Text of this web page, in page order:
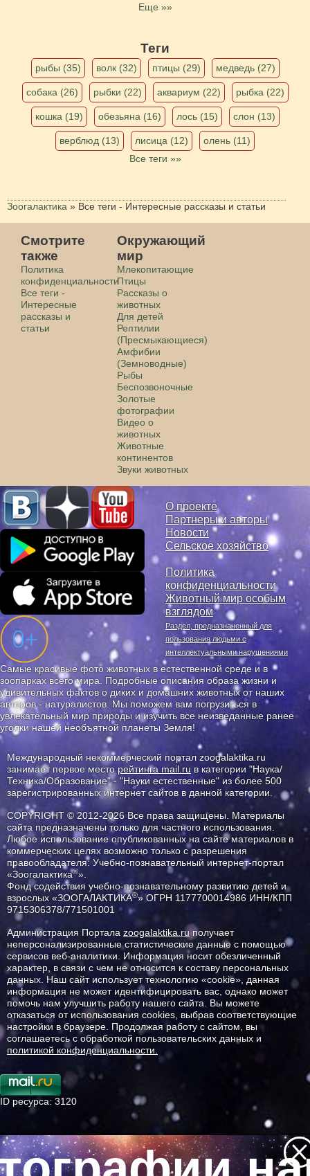
Еще »»
Теги
рыбы (35) волк (32) птицы (29) медведь (27)
собака (26) рыбки (22) аквариум (22) рыбка (22)
кошка (19) обезьяна (16) лось (15) слон (13)
верблюд (13) лисица (12)
олень (11)
Все теги »»
Зоогалактика » Все теги - Интересные рассказы и статьи
Смотрите
также
Политика
конфиденциальности
Все теги -
Интересные
рассказы и
статьи
Окружающий
мир
Млекопитающие
Птицы
Рассказы о
животных
Для детей
Рептилии
(Пресмыкающиеся)
Амфибии
(Земноводные)
Рыбы
Беспозвоночные
Золотые
фотографии
Видео о
животных
Животные
континентов
Звуки животных
О проекте
Партнеры и авторы
Новости
Сельское хозяйство
Политика
конфиденциальности
Животный мир особым
взглядом
Раздел, предназначенный для
пользования людьми с
интеллектуальными нарушениями
Самые красивые фото животных в естественной среде и в
зоопарках всего мира. Подробные описания образа жизни и
удивительных фактов о диких и домашних животных от наших
авторов - натуралистов. Мы поможем вам погрузиться в
увлекательный мир природы и изучить все неизведанные ранее
уголки нашей необъятной планеты Земля!
Международный некоммерческий портал zoogalaktika.ru
занимает первое месторейтинга mail.ru в категории "Наука/
Техника/Образование" - "Науки естественные" из более 500
зарегистрированных интернет сайтов в данной категории.
COPYRIGHT © 2012-2026 Все права защищены. Материалы
сайта предназначены только для частного использования.
Любое использование опубликованных на сайте материалов в
коммерческих целях возможно только с разрешения
правообладателя: Учебно-познавательный интернет-портал
«Зоогалактика®».
Фонд содействия учебно-познавательному развитию детей и
взрослых «ЗООГАЛАКТИКА®» ОГРН 1177700014986 ИНН/КПП
9715306378/771501001
Администрация Портала zoogalaktika.ruполучает
неперсонализированные статистические данные с помощью
сервисов веб-аналитики. Информация носит обезличенный
характер, в связи с чем не относится к составу персональных
данных. Наш сайт использует технологию «cookie», данная
информация не может идентифицировать вас, однако может
помочь нам улучшить работу нашего сайта. Вы можете
отказаться от использования cookies, выбрав соответствующие
настройки в браузере. Продолжая работу с сайтом, вы
соглашаетесь с обработкой пользовательских данных и
политикой конфиденциальности.
ID ресурса: 3120